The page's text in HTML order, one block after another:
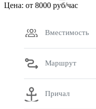
Цена: от 8000 руб/час
Вместимость
Маршрут
Причал